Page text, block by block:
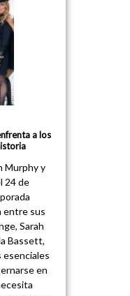
a los
Murphy y
24 de
entre sus
Sarah
Bassett,
esenciales
en